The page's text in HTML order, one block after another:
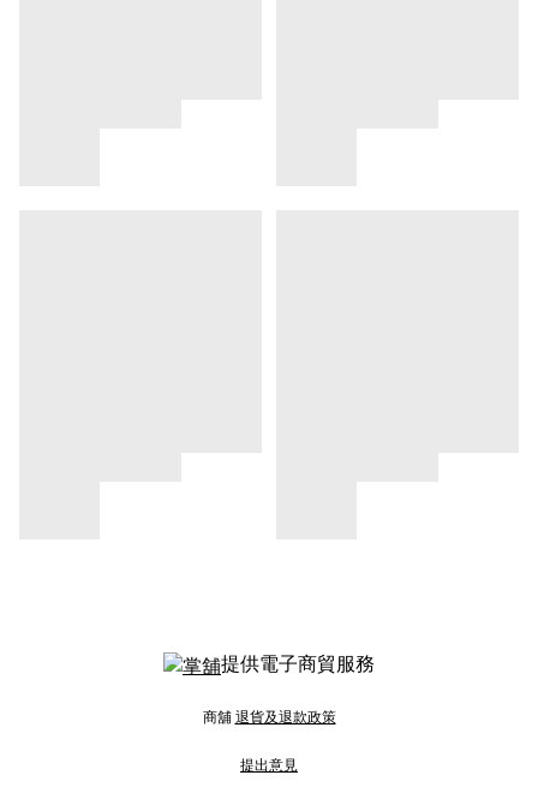
提供電子商貿服務
商舖 退貨及退款政策
提出意見